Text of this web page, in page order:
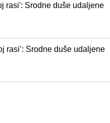
rasi': Srodne duše udaljene
rasi’: Srodne duše udaljene